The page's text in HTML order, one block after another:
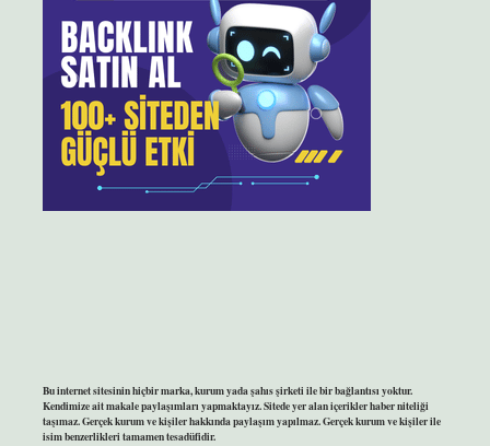
Bu internet sitesinin hiçbir marka, kurum yada şahıs şirketi ile bir bağlantısı yoktur.
Kendimize ait makale paylaşımları yapmaktayız. Sitede yer alan içerikler haber niteliği
taşımaz. Gerçek kurum ve kişiler hakkında paylaşım yapılmaz. Gerçek kurum ve kişiler ile
isim benzerlikleri tamamen tesadüfidir.